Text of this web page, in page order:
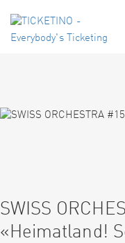
SWISS
«Heimatland!